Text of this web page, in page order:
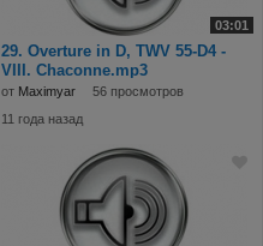
03:01
29. Overture in D, TWV 55-D4 -
VIII. Chaconne.mp3
от Maximyar
56 просмотров
11 года назад